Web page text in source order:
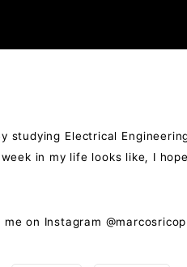
studying Electrical
in my life looks like, I
on Instagram @marcosricop